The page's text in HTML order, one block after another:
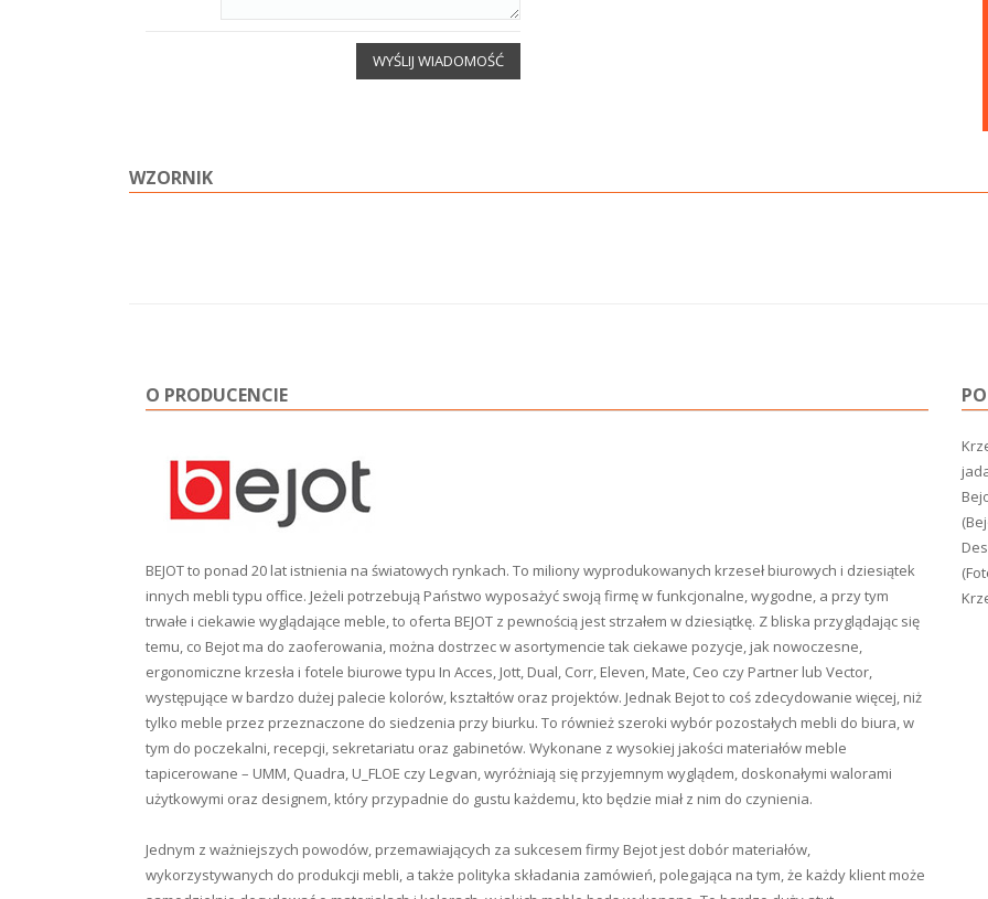
WYŚLIJ WIADOMOŚĆ
WZORNIK
O PRODUCENCIE
BEJOT to ponad 20 lat istnienia na światowych rynkach. To miliony wyprodukowanych krzeseł biurowych i dziesiątek
innych mebli typu office. Jeżeli potrzebują Państwo wyposażyć swoją firmę w funkcjonalne, wygodne, a przy tym
trwałe i ciekawie wyglądające meble, to oferta BEJOT z pewnością jest strzałem w dziesiątkę. Z bliska przyglądając się
temu, co Bejot ma do zaoferowania, można dostrzec w asortymencie tak ciekawe pozycje, jak nowoczesne,
ergonomiczne krzesła i fotele biurowe typu In Acces, Jott, Dual, Corr, Eleven, Mate, Ceo czy Partner lub Vector,
występujące w bardzo dużej palecie kolorów, kształtów oraz projektów. Jednak Bejot to coś zdecydowanie więcej, niż
tylko meble przez przeznaczone do siedzenia przy biurku. To również szeroki wybór pozostałych mebli do biura, w
tym do poczekalni, recepcji, sekretariatu oraz gabinetów. Wykonane z wysokiej jakości materiałów meble
tapicerowane – UMM, Quadra, U_FLOE czy Legvan, wyróżniają się przyjemnym wyglądem, doskonałymi walorami
użytkowymi oraz designem, który przypadnie do gustu każdemu, kto będzie miał z nim do czynienia.
Jednym z ważniejszych powodów, przemawiających za sukcesem firmy Bejot jest dobór materiałów,
wykorzystywanych do produkcji mebli, a także polityka składania zamówień, polegająca na tym, że każdy klient może